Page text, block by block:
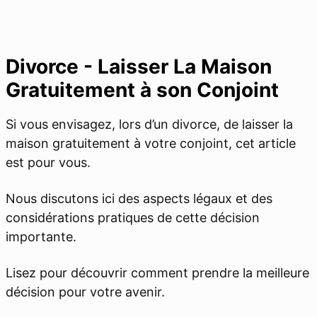
Divorce - Laisser La Maison
Gratuitement à son Conjoint
Si vous envisagez, lors d’un divorce, de laisser la
maison gratuitement à votre conjoint, cet article
est pour vous.
Nous discutons ici des aspects légaux et des
considérations pratiques de cette décision
importante.
Lisez pour découvrir comment prendre la meilleure
décision pour votre avenir.